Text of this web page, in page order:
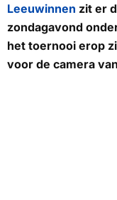
Leeuwinnen zit er
zondagavond
het toernooi erop
voor de camera